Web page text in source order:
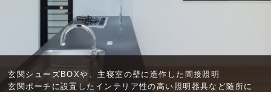
玄関シューズBOXや、主寝室の壁に造作した間接照明
玄関ポーチに設置したインテリア性の高い照明器具など随所に